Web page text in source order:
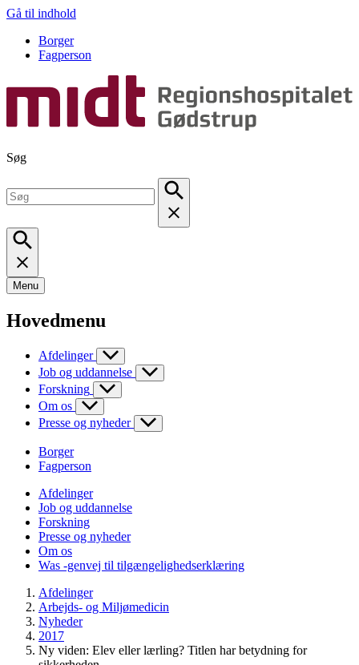
Gå til indhold
Borger
Fagperson
Søg
Menu
Hovedmenu
Afdelinger
Job og uddannelse
Forskning
Om os
Presse og nyheder
Borger
Fagperson
Afdelinger
Job og uddannelse
Forskning
Presse og nyheder
Om os
Was -genvej til tilgængelighedserklæring
Afdelinger
Arbejds- og Miljømedicin
Nyheder
2017
Ny viden: Elev eller lærling? Titlen har betydning for